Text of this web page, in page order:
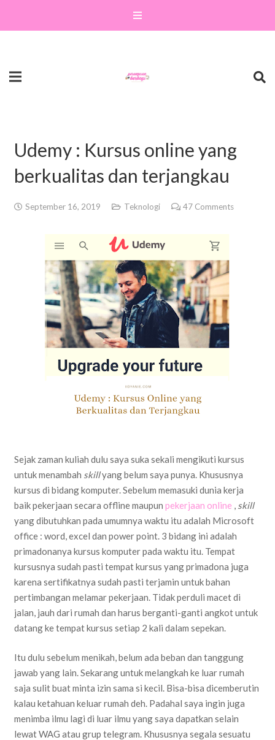
Udemy : Kursus online yang
berkualitas dan terjangkau
September 16, 2019 Teknologi 47 Comments
Sejak zaman kuliah dulu saya suka sekali mengikuti kursus
untuk menambah skillyang belum saya punya. Khususnya
kursus di bidang komputer. Sebelum memasuki dunia kerja
baik pekerjaan secara offline maupun pekerjaan online , skill
yang dibutuhkan pada umumnya waktu itu adalah Microsoft
office : word, excel dan power point. 3 bidang ini adalah
primadonanya kursus komputer pada waktu itu. Tempat
kursusnya sudah pasti tempat kursus yang primadona juga
karena sertifikatnya sudah pasti terjamin untuk bahan
pertimbangan melamar pekerjaan. Tidak perduli macet di
jalan, jauh dari rumah dan harus berganti-ganti angkot untuk
datang ke tempat kursus setiap 2 kali dalam sepekan.
Itu dulu sebelum menikah, belum ada beban dan tanggung
jawab yang lain. Sekarang untuk melangkah ke luar rumah
saja sulit buat minta izin sama si kecil. Bisa-bisa dicemberutin
kalau ketahuan keluar rumah deh. Padahal saya ingin juga
menimba ilmu lagi di luar ilmu yang saya dapatkan selain
lewat WAG atau grup telegram. Khususnya segala sesuatu